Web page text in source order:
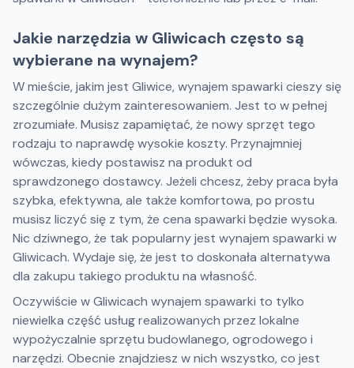
Jakie narzędzia w Gliwicach często są
wybierane na wynajem?
W mieście, jakim jest Gliwice, wynajem spawarki cieszy się
szczególnie dużym zainteresowaniem. Jest to w pełnej
zrozumiałe. Musisz zapamiętać, że nowy sprzęt tego
rodzaju to naprawdę wysokie koszty. Przynajmniej
wówczas, kiedy postawisz na produkt od
sprawdzonego dostawcy. Jeżeli chcesz, żeby praca była
szybka, efektywna, ale także komfortowa, po prostu
musisz liczyć się z tym, że cena spawarki będzie wysoka.
Nic dziwnego, że tak popularny jest wynajem spawarki w
Gliwicach. Wydaje się, że jest to doskonała alternatywa
dla zakupu takiego produktu na własność.
Oczywiście w Gliwicach wynajem spawarki to tylko
niewielka część usług realizowanych przez lokalne
wypożyczalnie sprzętu budowlanego, ogrodowego i
narzędzi. Obecnie znajdziesz w nich wszystko, co jest